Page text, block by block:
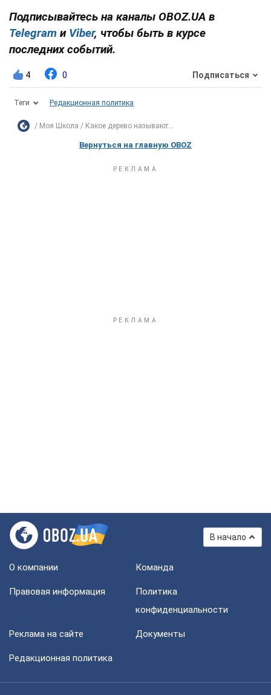
Подписывайтесь на каналы OBOZ.UA в
Telegram и Viber, чтобы быть в курсе
последних событий.
4 0 Подписаться
Теги Редакционная политика
Моя Школа Какое дерево называют...
Вернуться на главную OBOZ
В начало
О компании Команда
Правовая информация
Политика
конфиденциальности
Реклама на сайте Документы
Редакционная политика